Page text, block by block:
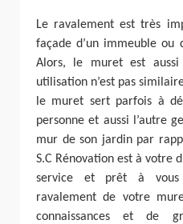
Le ravalement est très
façade d’un immeuble ou
Alors, le muret est aussi
utilisation n’est pas
le muret sert parfois à
personne et aussi l’autre
mur de son jardin par
S.C Rénovation est à votre
service et prêt à
ravalement de votre
connaissances et de